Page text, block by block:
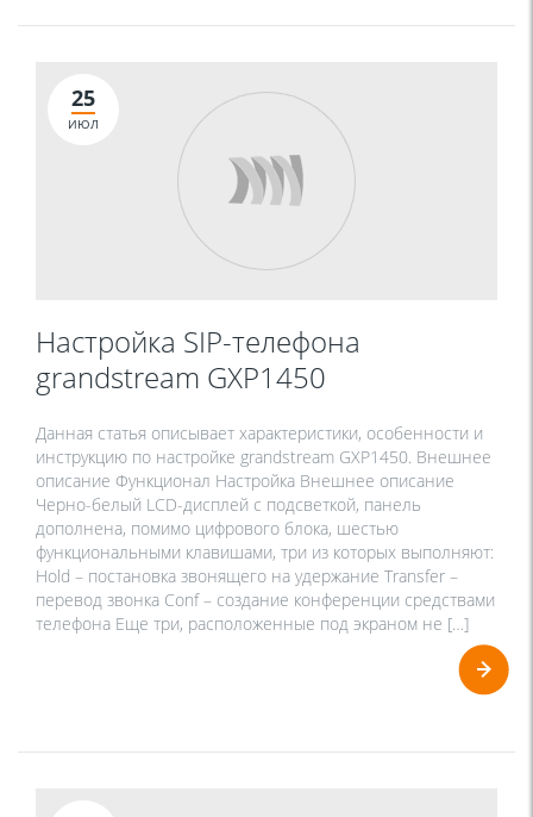
25
ИЮЛ
Настройка SIP-телефона
grandstream GXP1450
Данная статья описывает характеристики, особенности и
инструкцию по настройке grandstream GXP1450. Внешнее
описание Функционал Настройка Внешнее описание
Черно-белый LCD-дисплей с подсветкой, панель
дополнена, помимо цифрового блока, шестью
функциональными клавишами, три из которых выполняют:
Hold – постановка звонящего на удержание Transfer –
перевод звонка Conf – создание конференции средствами
телефона Еще три, расположенные под экраном не […]